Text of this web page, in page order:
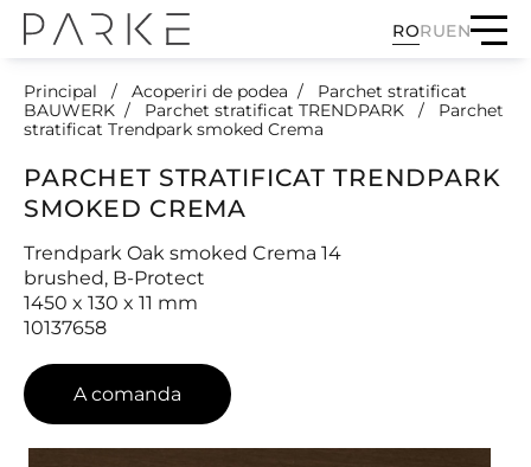
RORUEN
Principal Acoperiri de podea
Parchet stratificat
BAUWERK
Parchet stratificat TRENDPARK
Parchet
stratificat Trendpark smoked Crema
PARCHET STRATIFICAT TRENDPARK
SMOKED CREMA
Trendpark Oak smoked Crema 14
brushed, B-Protect
1450 x 130 x 11 mm
10137658
A comanda